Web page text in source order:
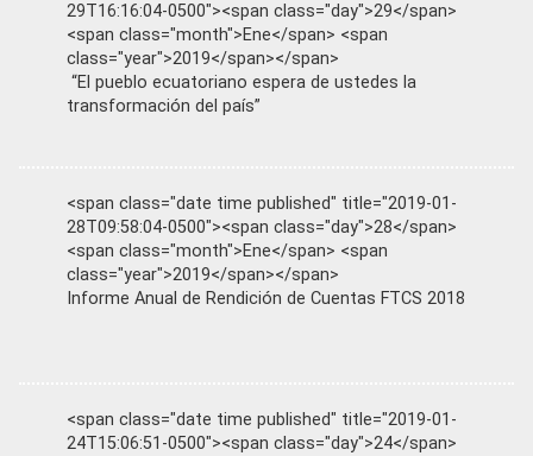
29T16:16:04-0500"><span class="day">29</span>
<span class="month">Ene</span> <span
class="year">2019</span></span>
“El pueblo ecuatoriano espera de ustedes la
transformación del país”
<span class="date time published" title="2019-01-
28T09:58:04-0500"><span class="day">28</span>
<span class="month">Ene</span> <span
class="year">2019</span></span>
Informe Anual de Rendición de Cuentas FTCS 2018
<span class="date time published" title="2019-01-
24T15:06:51-0500"><span class="day">24</span>